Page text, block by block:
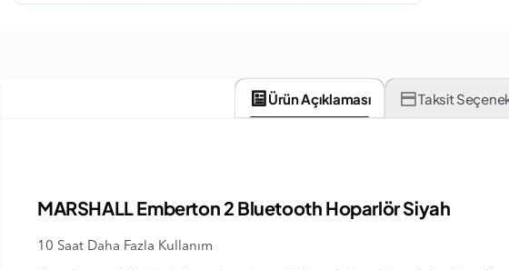
Ürün Açıklaması Taksit
MARSHALL Emberton 2 Bluetooth Hoparlör Siyah
10 Saat Daha Fazla Kullanım